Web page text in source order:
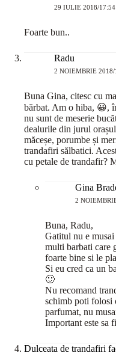
29 IULIE 2018/17:54
Foarte bun..
Radu
2 NOIEMBRIE 2018/
Buna Gina, citesc cu
bărbat. Am o hiba, 😀,
nu sunt de meserie
dealurile din jurul
măceșe, porumbe și
trandafiri sălbatici.
cu petale de trandafir?
Gina
2
Buna, Radu,
Gatitul nu e
multi barbati care
foarte bine si le
Si eu cred ca un
🙂
Nu recomand
schimb poti folosi
parfumat, nu
Important este sa
Dulceata de trandafiri